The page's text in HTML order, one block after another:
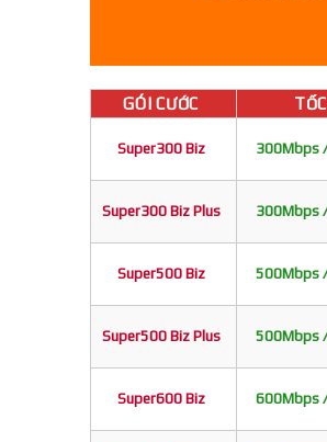
GÓI CƯỚC
Super300 Biz 300Mbps
Super300 Biz Plus 300Mbps
Super500 Biz 500Mbps
Super500 Biz Plus 500Mbps
Super600 Biz 600Mbps